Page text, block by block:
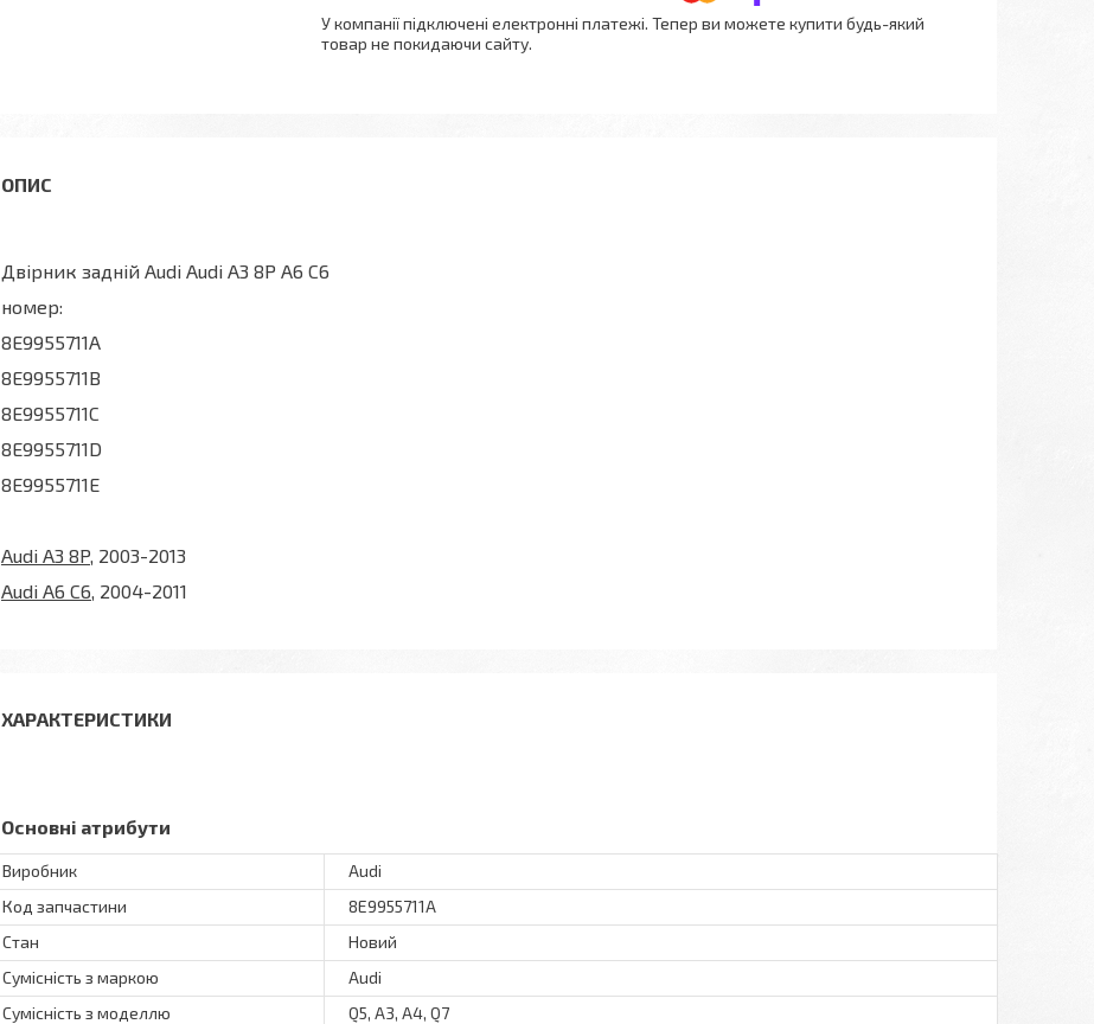
У компанії підключені електронні платежі. Тепер ви можете купити будь-який
товар не покидаючи сайту.
Двірник задній Audi Audi A3 8P A6 C6
номер:
8E9955711A
8E9955711B
8E9955711C
8E9955711D
8E9955711E
Audi A3 8P, 2003-2013
Audi A6 C6, 2004-2011
ХАРАКТЕРИСТИКИ
Основні атрибути
Виробник
Audi
Код запчастини
8E9955711A
Стан
Новий
Сумісність з маркою
Audi
Сумісність з моделлю
Q5, A3, A4, Q7